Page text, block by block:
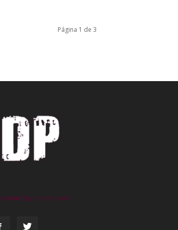
Página 1 de 3
contact@yoursite.com